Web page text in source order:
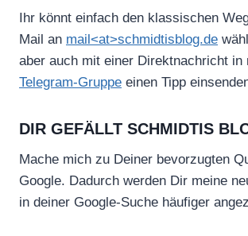
Ihr könnt einfach den klassischen
Mail an mail<at>schmidtisblog.de
aber auch mit einer Direktnachricht in
Telegram-Gruppe einen Tipp
DIR GEFÄLLT SCHMIDTIS
Mache mich zu Deiner bevorzugten
Google. Dadurch werden Dir meine
in deiner Google-Suche häufiger